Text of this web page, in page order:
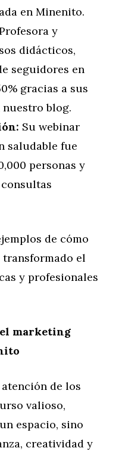
en Minenito.
y
didácticos,
seguidores en
gracias a sus
blog.
Su webinar
saludable fue
personas y
de cómo
el
y profesionales
marketing
de los
valioso,
espacio, sino
creatividad y